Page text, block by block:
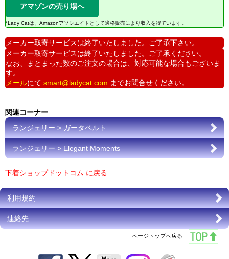
アマゾンの売り場へ
*Lady Catは、Amazonアソシエイトとして適格販売により収入を得ています。
メーカー取寄サービスは終了いたしました。ご了承下さい。
メーカー取寄サービスは終了いたしました。ご了承ください。
なお、まとまった数のご注文の場合は、対応可能な場合もございま
す。
メールにて smart@ladycat.com までお問合せください。
関連コーナー
ランジェリー > ガータベルト
ランジェリー > Elegant Moments
下着ショップドットコム に戻る
利用規約
連絡先
ページトップへ戻る